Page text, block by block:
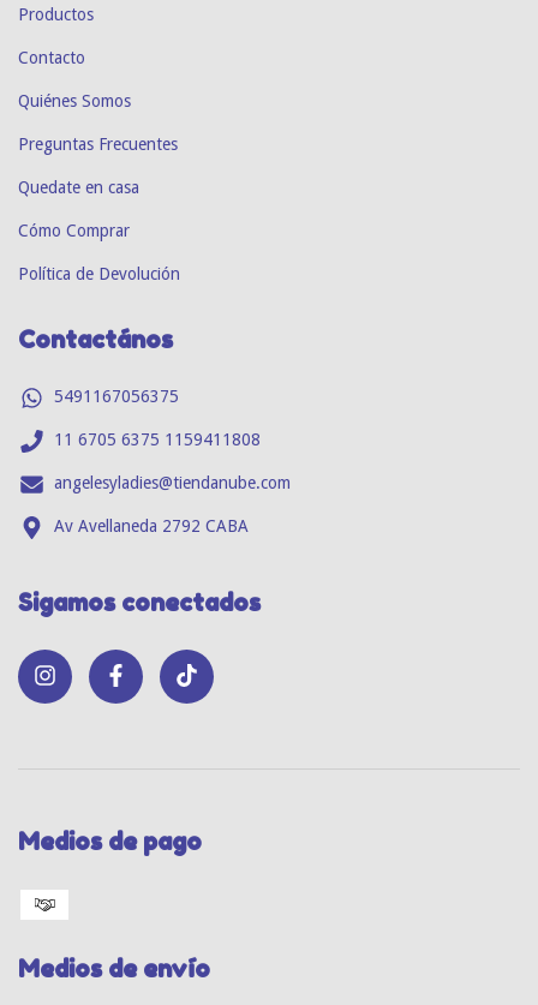
Productos
Contacto
Quiénes Somos
Preguntas Frecuentes
Quedate en casa
Cómo Comprar
Política de Devolución
Contactános
5491167056375
11 6705 6375 1159411808
angelesyladies@tiendanube.com
Av Avellaneda 2792 CABA
Sigamos conectados
Medios de pago
Medios de envío